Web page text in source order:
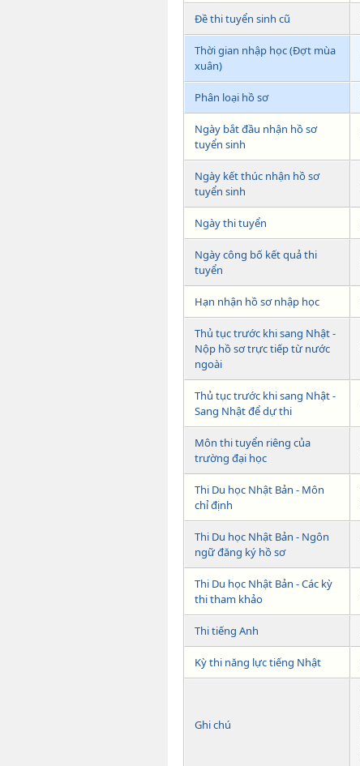
Đề thi tuyển sinh cũ
Thời gian nhập học (Đợt mùa
xuân)
Phân loại hồ sơ
Ngày bắt đầu nhận hồ sơ
tuyển sinh
Ngày kết thúc nhận hồ sơ
tuyển sinh
Ngày thi tuyển
Ngày công bố kết quả thi
tuyển
Hạn nhận hồ sơ nhập học
Thủ tục trước khi sang Nhật -
Nộp hồ sơ trực tiếp từ nước
ngoài
Thủ tục trước khi sang Nhật -
Sang Nhật để dự thi
Môn thi tuyển riêng của
trường đại học
Thi Du học Nhật Bản - Môn
chỉ định
Thi Du học Nhật Bản - Ngôn
ngữ đăng ký hồ sơ
Thi Du học Nhật Bản - Các kỳ
thi tham khảo
Thi tiếng Anh
Kỳ thi năng lực tiếng Nhật
Ghi chú